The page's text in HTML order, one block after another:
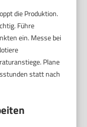
die Produktion.
Führe
ein. Messe bei
Plane
statt nach